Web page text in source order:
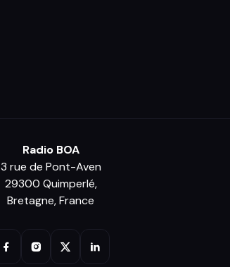
Radio BOA
3 rue de Pont-Aven
29300 Quimperlé,
Bretagne, France